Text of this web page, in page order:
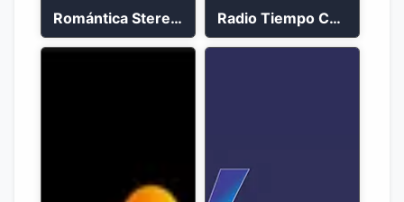
Romántica Stereo 88.1 FM Radio Tiempo Cali En Vivo 2023